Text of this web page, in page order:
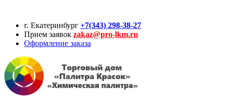
г. Екатеринбург +7(343) 298-38-27
Прием заявок zakaz@pro-lkm.ru
Оформление заказа